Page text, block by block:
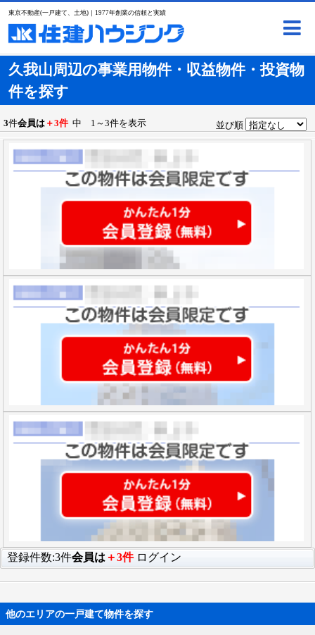
東京不動産(一戸建て、土地)｜1977年創業の信頼と実績
久我山周辺の事業用物件・収益物件・投資物
件を探す
3件会員は ＋3件 中 1～3件を表示 並び順
登録件数:3件会員は ＋3件 ログイン
他のエリアの一戸建て物件を探す